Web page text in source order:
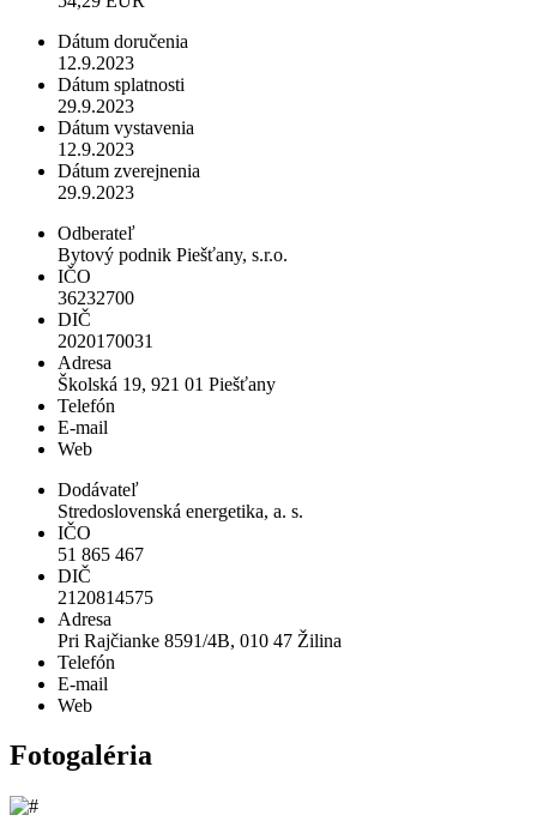
Dátum doručenia
12.9.2023
Dátum splatnosti
29.9.2023
Dátum vystavenia
12.9.2023
Dátum zverejnenia
29.9.2023
Odberateľ
Bytový podnik Piešťany, s.r.o.
IČO
36232700
DIČ
2020170031
Adresa
Školská 19, 921 01 Piešťany
Telefón
E-mail
Web
Dodávateľ
Stredoslovenská energetika, a. s.
IČO
51 865 467
DIČ
2120814575
Adresa
Pri Rajčianke 8591/4B, 010 47 Žilina
Telefón
E-mail
Web
Fotogaléria